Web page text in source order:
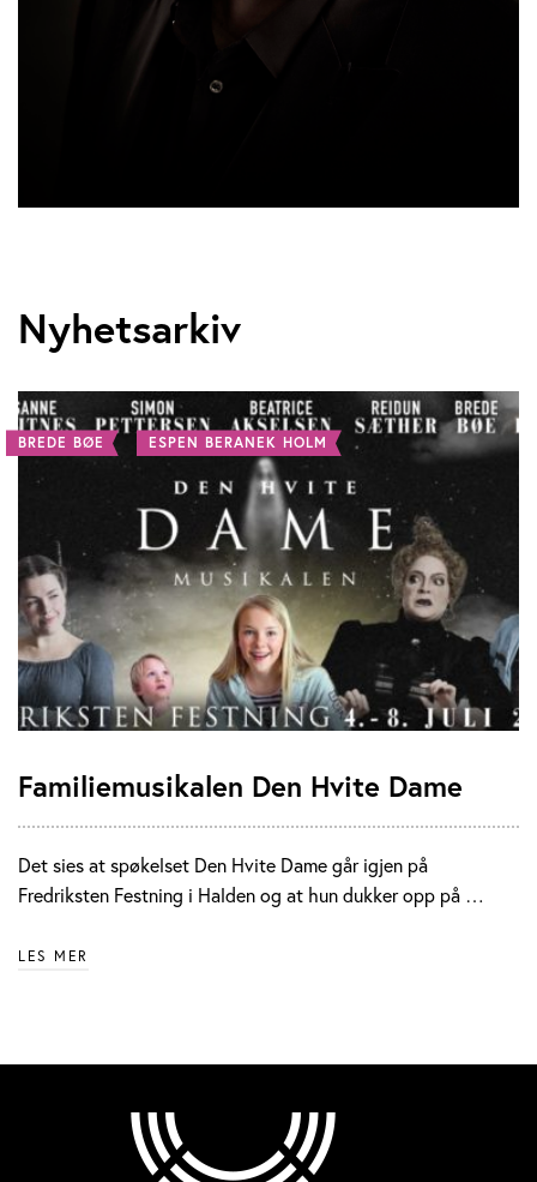
Nyhetsarkiv
BREDE BØE ESPEN BERANEK HOLM
Familiemusikalen Den Hvite Dame
Det sies at spøkelset Den Hvite Dame går igjen på
Fredriksten Festning i Halden og at hun dukker opp på …
LES MER